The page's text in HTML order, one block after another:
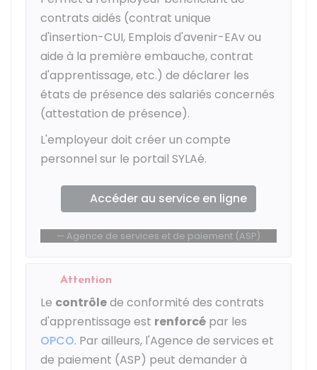
contrats aidés (contrat unique
d'insertion-CUI, Emplois d'avenir-EAv ou
aide à la première embauche, contrat
d'apprentissage, etc.) de déclarer les
états de présence des salariés concernés
(attestation de présence).
L'employeur doit créer un compte
personnel sur le portail SYLAé.
Accéder au service en ligne
Agence de services et de paiement (ASP)
Attention
Le contrôlede conformité des contrats
d'apprentissage est renforcé par les
OPCO. Par ailleurs, l'Agence de services et
de paiement (ASP) peut demander à